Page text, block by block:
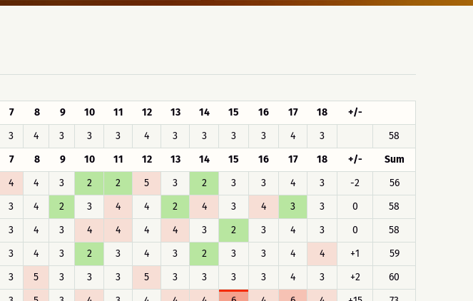
7 8 9 10 11 12 13 14 15 16 17 18
+/-
3 4 3 3 3 4 3 3 3 3 4 3
58
7 8 9 10 11 12 13 14 15 16 17 18 +/-
Sum
4 4 3 2 2 5 3 2 3 3 4 3 -2
56
3 4 2 3 4 4 2 4 3 4 3 3 0
58
3 4 3 4 4 4 4 3 2 3 4 3 0
58
3 4 3 2 3 4 3 2 3 3 4 4 +1
59
3 5 3 3 3 5 3 3 3 3 4 3 +2
60